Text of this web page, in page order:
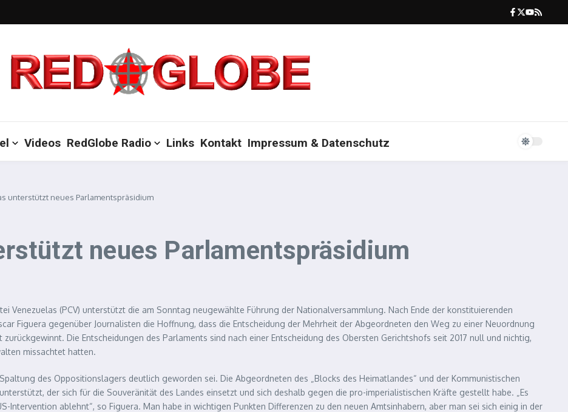
Videos RedGlobe Radio Links Kontakt Impressum & Datenschutz
unterstützt neues Parlamentspräsidium
neues Parlamentspräsidium
Venezuelas (PCV) unterstützt die am Sonntag neugewählte Führung der Nationalversammlung. Nach Ende der konstituierenden
Figuera gegenüber Journalisten die Hoffnung, dass die Entscheidung der Mehrheit der Abgeordneten den Weg zu einer Neuordnung
Die Entscheidungen des Parlaments sind nach einer Entscheidung des Obersten Gerichtshofs seit 2017 null und nichtig,
missachtet hatten.
des Oppositionslagers deutlich geworden sei. Die Abgeordneten des „Blocks des Heimatlandes“ und der Kommunistischen
der sich für die Souveränität des Landes einsetzt und sich deshalb gegen die pro-imperialistischen Kräfte gestellt habe. „Es
Intervention ablehnt“, so Figuera. Man habe in wichtigen Punkten Differenzen zu den neuen Amtsinhabern, aber man sei sich einig in der